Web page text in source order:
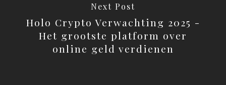
Next Post
Holo Crypto Verwachting 2025 -
Het grootste platform over
online geld verdienen